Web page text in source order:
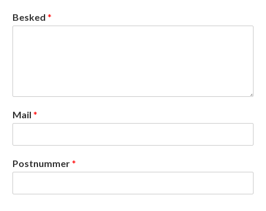
Besked *
Mail *
Postnummer*